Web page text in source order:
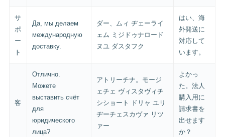
サ
ポ
ー
ト
Да, мы делаем
международную
доставку.
ダー、ムィ ヂェーライ
ェム ミジドゥナロード
ヌユ ダスタフク
はい、海
外発送に
対応して
います。
客
Отлично.
Можете
выставить счёт
для
юридического
лица?
アトリーチナ。モージ
ェチェ ヴィスタヴィチ
シショート ドリャ ユリ
ヂーチェスカヴァ リツ
ァー
よかっ
た。法人
購入用に
請求書を
出せます
か？